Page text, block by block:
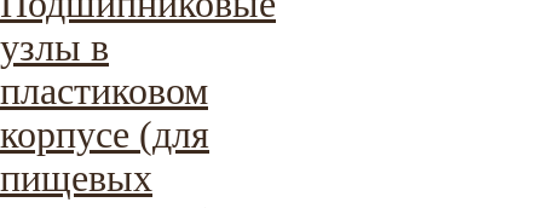
узлы в
пластиковом
корпусе (для
пищевых